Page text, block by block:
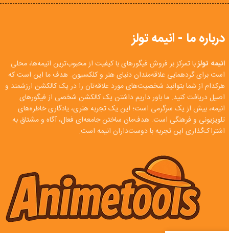
درباره ما - انیمه تولز
انیمه تولزبا تمرکز بر فروش فیگورهای با کیفیت از محبوب‌ترین انیمه‌ها، محلی
است برای گردهمایی علاقه‌مندان دنیای هنر و کلکسیون. هدف ما این است که
هرکدام از شما بتوانید شخصیت‌های مورد علاقه‌تان را در یک کالکشن ارزشمند و
اصیل دریافت کنید. ما باور داریم داشتن یک کالکشن شخصی از فیگورهای
انیمه، بیش از یک سرگرمی است؛ این یک تجربه هنری، یادگاری خاطره‌های
تلویزیونی و فرهنگی است. هدف‌مان ساختن جامعه‌ای فعال، آگاه و مشتاق به
اشتراک‌گذاری این تجربه با دوست‌داران انیمه است.